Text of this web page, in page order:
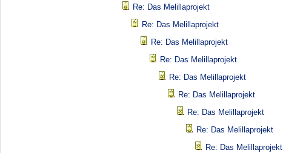
Re: Das Melillaprojekt
Re: Das Melillaprojekt
Re: Das Melillaprojekt
Re: Das Melillaprojekt
Re: Das Melillaprojekt
Re: Das Melillaprojekt
Re: Das Melillaprojekt
Re: Das Melillaprojekt
Re: Das Melillaprojekt